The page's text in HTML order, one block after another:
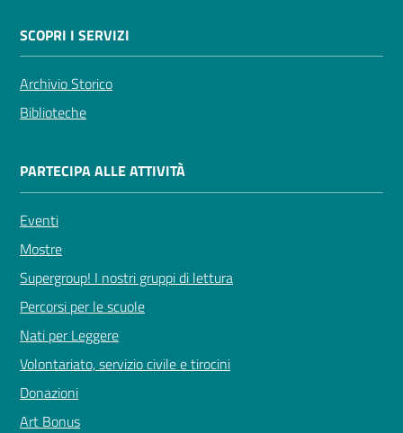
SCOPRI I SERVIZI
Archivio Storico
Biblioteche
PARTECIPA ALLE ATTIVITÀ
Eventi
Mostre
Supergroup! I nostri gruppi di lettura
Percorsi per le scuole
Nati per Leggere
Volontariato, servizio civile e tirocini
Donazioni
Art Bonus